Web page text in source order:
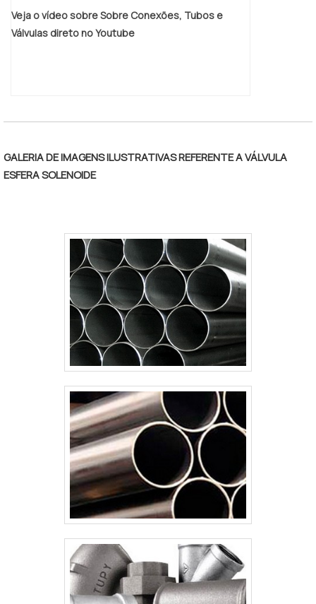
Veja o vídeo sobre Sobre Conexões, Tubos e
Válvulas direto no Youtube
GALERIA DE IMAGENS ILUSTRATIVAS REFERENTE A VÁLVULA
ESFERA SOLENOIDE